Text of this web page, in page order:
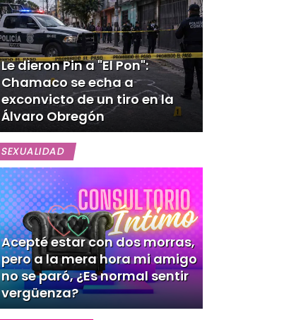
Le dieron Pin a "El Pon":
Chamaco se echa a
exconvicto de un tiro en la
Álvaro Obregón
SEXUALIDAD
Acepté estar con dos morras,
pero a la mera hora mi amigo
no se paró, ¿Es normal sentir
vergüenza?